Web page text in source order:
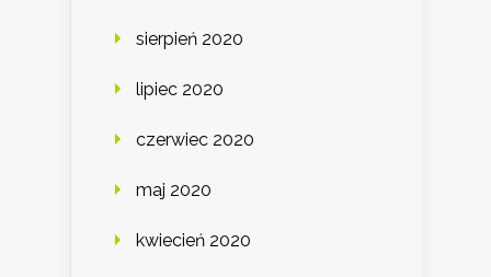
sierpień 2020
lipiec 2020
czerwiec 2020
maj 2020
kwiecień 2020